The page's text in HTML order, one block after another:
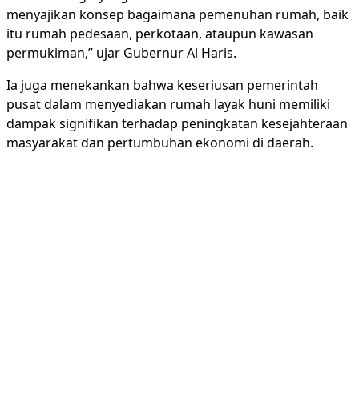
menyajikan konsep bagaimana pemenuhan rumah, baik
itu rumah pedesaan, perkotaan, ataupun kawasan
permukiman,” ujar Gubernur Al Haris.
Ia juga menekankan bahwa keseriusan pemerintah
pusat dalam menyediakan rumah layak huni memiliki
dampak signifikan terhadap peningkatan kesejahteraan
masyarakat dan pertumbuhan ekonomi di daerah.